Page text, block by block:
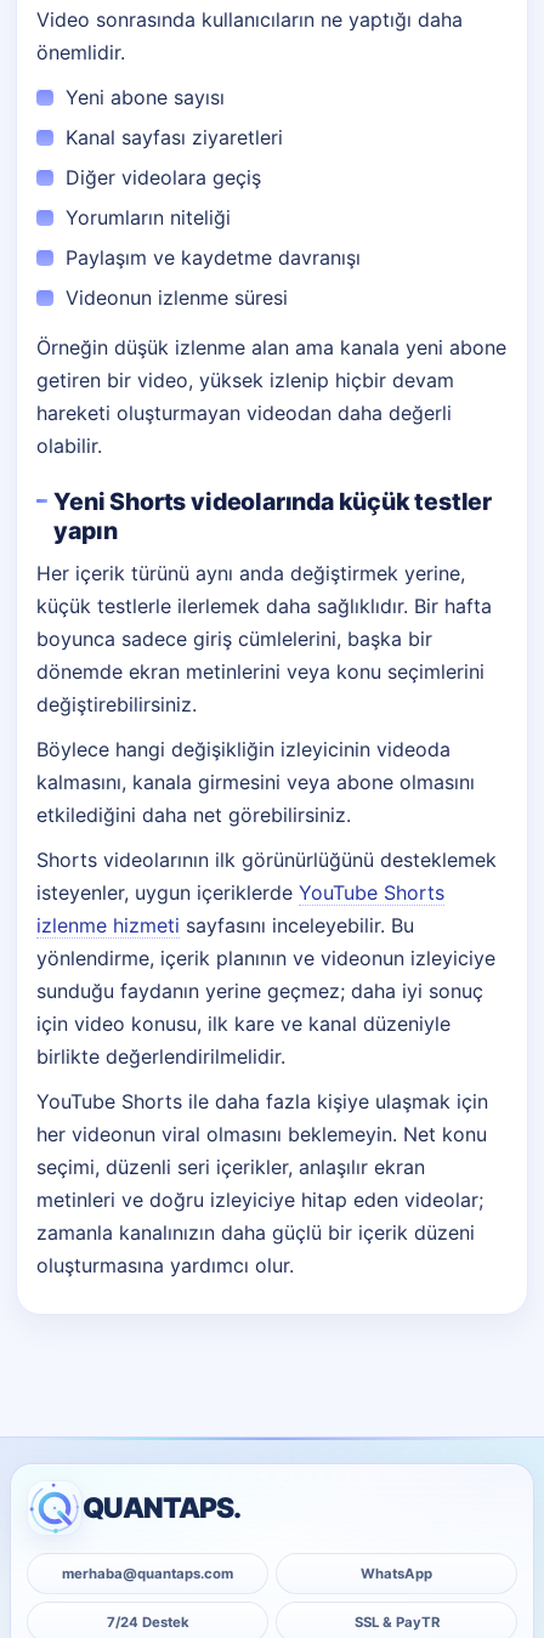
Video sonrasında kullanıcıların ne yaptığı daha
önemlidir.
Yeni abone sayısı
Kanal sayfası ziyaretleri
Diğer videolara geçiş
Yorumların niteliği
Paylaşım ve kaydetme davranışı
Videonun izlenme süresi
Örneğin düşük izlenme alan ama kanala yeni abone
getiren bir video, yüksek izlenip hiçbir devam
hareketi oluşturmayan videodan daha değerli
olabilir.
Yeni Shorts videolarında küçük testler
yapın
Her içerik türünü aynı anda değiştirmek yerine,
küçük testlerle ilerlemek daha sağlıklıdır. Bir hafta
boyunca sadece giriş cümlelerini, başka bir
dönemde ekran metinlerini veya konu seçimlerini
değiştirebilirsiniz.
Böylece hangi değişikliğin izleyicinin videoda
kalmasını, kanala girmesini veya abone olmasını
etkilediğini daha net görebilirsiniz.
Shorts videolarının ilk görünürlüğünü desteklemek
isteyenler, uygun içeriklerdeYouTube Shorts
izlenme hizmeti sayfasını inceleyebilir. Bu
yönlendirme, içerik planının ve videonun izleyiciye
sunduğu faydanın yerine geçmez; daha iyi sonuç
için video konusu, ilk kare ve kanal düzeniyle
birlikte değerlendirilmelidir.
YouTube Shorts ile daha fazla kişiye ulaşmak için
her videonun viral olmasını beklemeyin. Net konu
seçimi, düzenli seri içerikler, anlaşılır ekran
metinleri ve doğru izleyiciye hitap eden videolar;
zamanla kanalınızın daha güçlü bir içerik düzeni
oluşturmasına yardımcı olur.
QUANTAPS.
merhaba@quantaps.com WhatsApp
7/24 Destek SSL & PayTR